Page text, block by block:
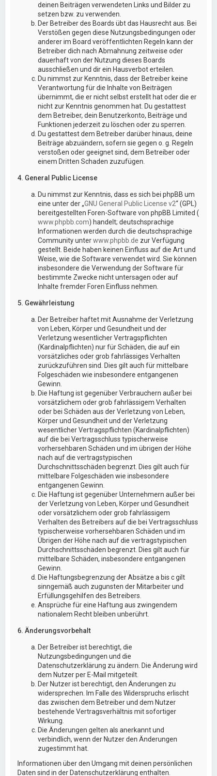
deinen Beiträgen verwendeten Links und Bilder zu
setzen bzw. zu verwenden.
Der Betreiber des Boards übt das Hausrecht aus. Bei
Verstößen gegen diese Nutzungsbedingungen oder
anderer im Board veröffentlichten Regeln kann der
Betreiber dich nach Abmahnung zeitweise oder
dauerhaft von der Nutzung dieses Boards
ausschließen und dir ein Hausverbot erteilen.
Du nimmst zur Kenntnis, dass der Betreiber keine
Verantwortung für die Inhalte von Beiträgen
übernimmt, die er nicht selbst erstellt hat oder die er
nicht zur Kenntnis genommen hat. Du gestattest
dem Betreiber, dein Benutzerkonto, Beiträge und
Funktionen jederzeit zu löschen oder zu sperren.
Du gestattest dem Betreiber darüber hinaus, deine
Beiträge abzuändern, sofern sie gegen o. g. Regeln
verstoßen oder geeignet sind, dem Betreiber oder
einem Dritten Schaden zuzufügen.
4. General Public License
Du nimmst zur Kenntnis, dass es sich bei phpBB um
eine unter der „GNU General Public License v2“ (GPL)
bereitgestellten Foren-Software von phpBB Limited (
www.phpbb.com) handelt; deutschsprachige
Informationen werden durch die deutschsprachige
Community unterwww.phpbb.de zur Verfügung
gestellt. Beide haben keinen Einfluss auf die Art und
Weise, wie die Software verwendet wird. Sie können
insbesondere die Verwendung der Software für
bestimmte Zwecke nicht untersagen oder auf
Inhalte fremder Foren Einfluss nehmen.
5. Gewährleistung
Der Betreiber haftet mit Ausnahme der Verletzung
von Leben, Körper und Gesundheit und der
Verletzung wesentlicher Vertragspflichten
(Kardinalpflichten) nur für Schäden, die auf ein
vorsätzliches oder grob fahrlässiges Verhalten
zurückzuführen sind. Dies gilt auch für mittelbare
Folgeschäden wie insbesondere entgangenen
Gewinn.
Die Haftung ist gegenüber Verbrauchern außer bei
vorsätzlichem oder grob fahrlässigem Verhalten
oder bei Schäden aus der Verletzung von Leben,
Körper und Gesundheit und der Verletzung
wesentlicher Vertragspflichten (Kardinalpflichten)
auf die bei Vertragsschluss typischerweise
vorhersehbaren Schäden und im übrigen der Höhe
nach auf die vertragstypischen
Durchschnittsschäden begrenzt. Dies gilt auch für
mittelbare Folgeschäden wie insbesondere
entgangenen Gewinn.
Die Haftung ist gegenüber Unternehmern außer bei
der Verletzung von Leben, Körper und Gesundheit
oder vorsätzlichem oder grob fahrlässigem
Verhalten des Betreibers auf die bei Vertragsschluss
typischerweise vorhersehbaren Schäden und im
Übrigen der Höhe nach auf die vertragstypischen
Durchschnittsschäden begrenzt. Dies gilt auch für
mittelbare Schäden, insbesondere entgangenen
Gewinn.
Die Haftungsbegrenzung der Absätze a bis c gilt
sinngemäß auch zugunsten der Mitarbeiter und
Erfüllungsgehilfen des Betreibers.
Ansprüche für eine Haftung aus zwingendem
nationalem Recht bleiben unberührt.
6. Änderungsvorbehalt
Der Betreiber ist berechtigt, die
Nutzungsbedingungen und die
Datenschutzerklärung zu ändern. Die Änderung wird
dem Nutzer per E-Mail mitgeteilt.
Der Nutzer ist berechtigt, den Änderungen zu
widersprechen. Im Falle des Widerspruchs erlischt
das zwischen dem Betreiber und dem Nutzer
bestehende Vertragsverhältnis mit sofortiger
Wirkung.
Die Änderungen gelten als anerkannt und
verbindlich, wenn der Nutzer den Änderungen
zugestimmt hat.
Informationen über den Umgang mit deinen persönlichen
Daten sind in der Datenschutzerklärung enthalten.